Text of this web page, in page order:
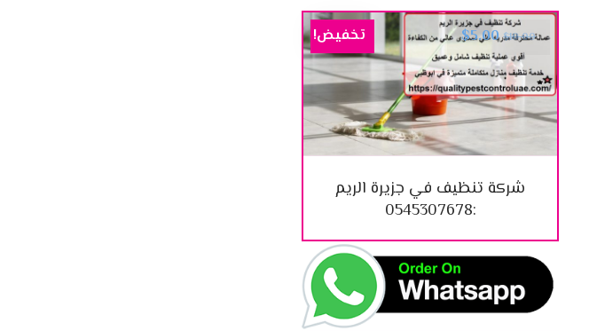
شركة تنظيف في جزيرة الريم
:0545307678
$10.00
$5.00 تخفيض!